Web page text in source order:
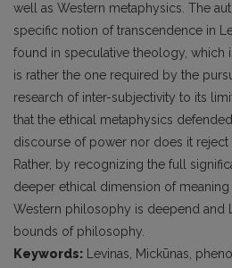
well as Western metaphysics. The
specific notion of transcendence in
found in speculative theology, which
is rather the one required by the
research of inter-subjectivity to its
that the ethical metaphysics
discourse of power nor does it reject
Rather, by recognizing the full
deeper ethical dimension of
Western philosophy is deepend and
bounds of philosophy.
Keywords: Levinas, Mickūnas,